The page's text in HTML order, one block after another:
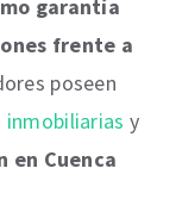
garantía
frente a
poseen
inmobiliarias y
en Cuenca